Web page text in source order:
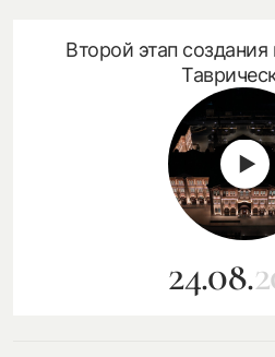
Второй этап
24.08.